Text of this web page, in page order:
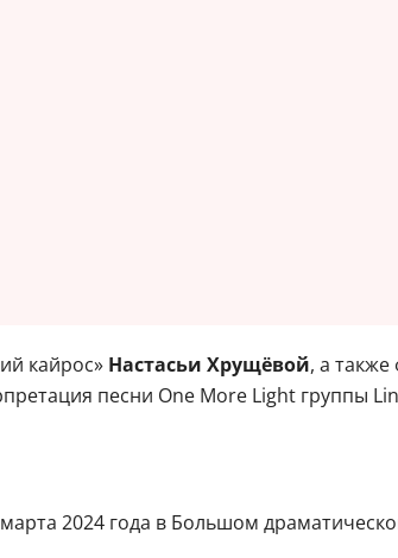
кайрос» Настасьи Хрущёвой, а также
песни One More Light группы
2024 года в Большом